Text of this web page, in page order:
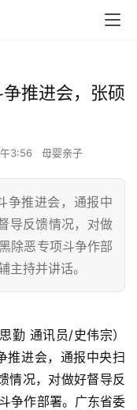
推进会，张硕
3:56 母婴亲子
争推进会，通报中
导反馈情况，对做
除恶专项斗争作部
主持并讲话。
通讯员/史伟宗）
推进会，通报中央扫
情况，对做好督导反
争作部署。广东省委